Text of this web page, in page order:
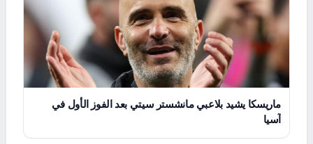
ماريسكا يشيد بلاعبي مانشستر سيتي بعد الفوز الأول في
آسيا